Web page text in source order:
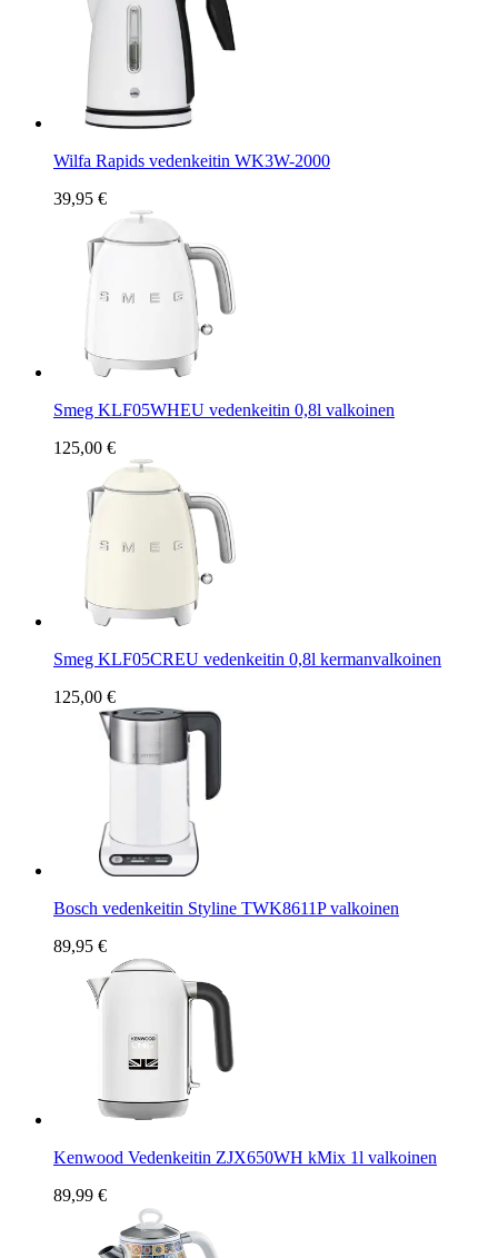
Wilfa Rapids vedenkeitin WK3W-2000
39,95 €
Smeg KLF05WHEU vedenkeitin 0,8l valkoinen
125,00 €
Smeg KLF05CREU vedenkeitin 0,8l kermanvalkoinen
125,00 €
Bosch vedenkeitin Styline TWK8611P valkoinen
89,95 €
Kenwood Vedenkeitin ZJX650WH kMix 1l valkoinen
89,99 €